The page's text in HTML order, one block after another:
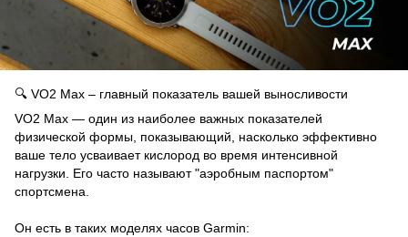
🔍 VO2 Max – главный показатель вашей выносливости
VO2 Max — один из наиболее важных показателей
физической формы, показывающий, насколько эффективно
ваше тело усваивает кислород во время интенсивной
нагрузки. Его часто называют "аэробным паспортом"
спортсмена.
Он есть в таких моделях часов Garmin: